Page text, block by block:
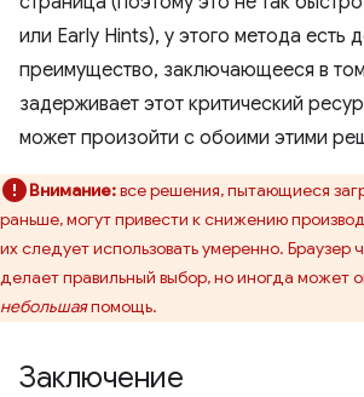
или Early Hints), у этого метода есть
преимущество, заключающееся в
задерживает этот критический
может произойти с обоими этими
Внимание:все решения, пытающиеся
раньше, могут привести к снижению
их следует использовать умеренно. Браузер
делает правильный выбор, но иногда может
небольшаяпомощь.
Заключение